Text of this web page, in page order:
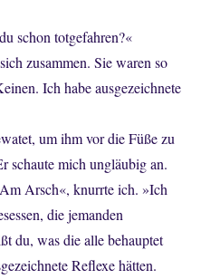
schon totgefahren?«
zusammen. Sie waren so
Ich habe ausgezeichnete
um ihm vor die Füße zu
schaute mich ungläubig an.
Arsch«, knurrte ich. »Ich
die jemanden
du, was die alle behauptet
Reflexe hätten.